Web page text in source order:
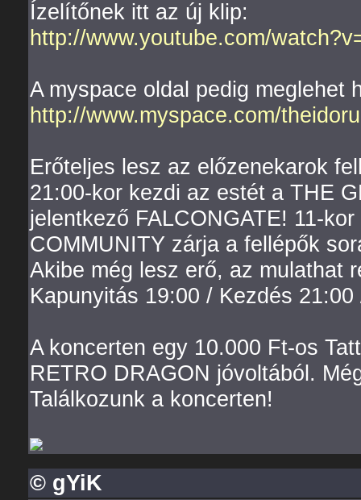
Ízelítőnek itt az új klip:
http://www.youtube.com/
A myspace oldal pedig meglehet
http://www.myspace.com/
Erőteljes lesz az előzenekarok
21:00-kor kezdi az estét a THE
jelentkező FALCONGATE! 11-
COMMUNITY zárja a fellépők
Akibe még lesz erő, az mulathat
Kapunyitás 19:00 / Kezdés
A koncerten egy 10.000 Ft-os
RETRO DRAGON jóvoltából.
Találkozunk a koncerten!
© gYiK